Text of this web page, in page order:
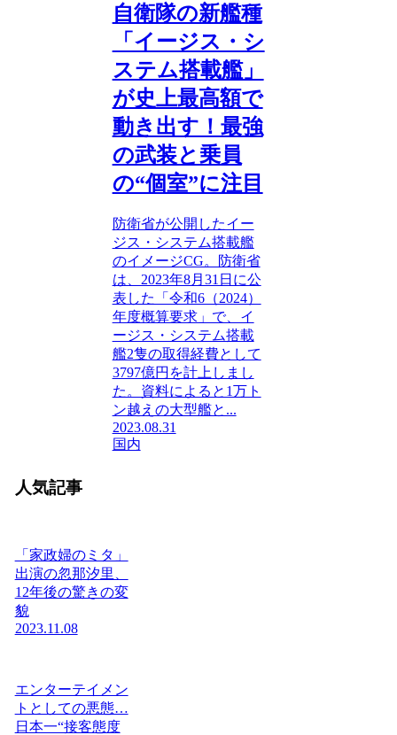
自衛隊の新艦種
「イージス・シ
ステム搭載艦」
が史上最高額で
動き出す！最強
の武装と乗員
の“個室”に注目
防衛省が公開したイー
ジス・システム搭載艦
のイメージCG。防衛省
は、2023年8月31日に公
表した「令和6（2024）
年度概算要求」で、イ
ージス・システム搭載
艦2隻の取得経費として
3797億円を計上しまし
た。資料によると1万ト
ン越えの大型艦と...
2023.08.31
国内
人気記事
「家政婦のミタ」
出演の忽那汐里、
12年後の驚きの変
貌
2023.11.08
エンターテイメン
トとしての悪態…
日本一“接客態度